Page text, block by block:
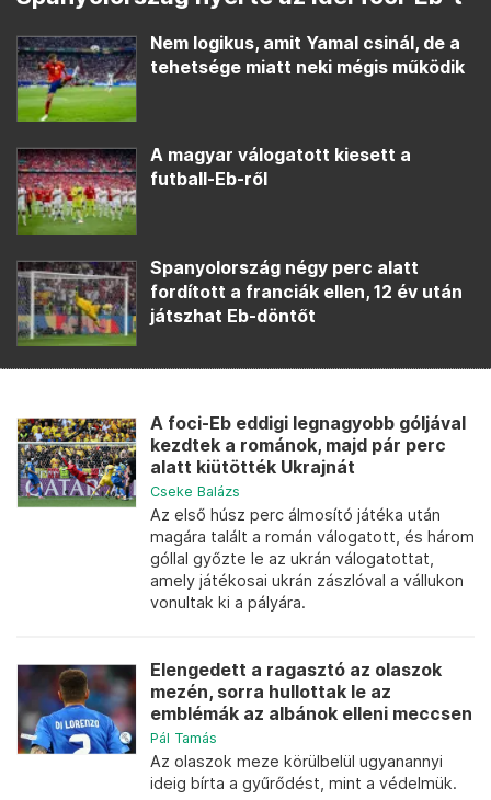
Nem logikus, amit Yamal csinál, de a
tehetsége miatt neki mégis működik
A magyar válogatott kiesett a
futball-Eb-ről
Spanyolország négy perc alatt
fordított a franciák ellen, 12 év után
játszhat Eb-döntőt
A foci-Eb eddigi legnagyobb góljával
kezdtek a románok, majd pár perc
alatt kiütötték Ukrajnát
Cseke Balázs
Az első húsz perc álmosító játéka után
magára talált a román válogatott, és három
góllal győzte le az ukrán válogatottat,
amely játékosai ukrán zászlóval a vállukon
vonultak ki a pályára.
Elengedett a ragasztó az olaszok
mezén, sorra hullottak le az
emblémák az albánok elleni meccsen
Pál Tamás
Az olaszok meze körülbelül ugyanannyi
ideig bírta a gyűrődést, mint a védelmük.